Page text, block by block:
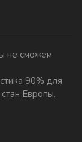
не сможем
90% для
Европы.